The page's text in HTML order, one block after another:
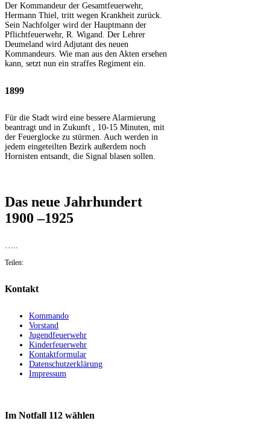
Der Kommandeur der Gesamtfeuerwehr,
Hermann Thiel, tritt wegen Krankheit zurück.
Sein Nachfolger wird der Hauptmann der
Pflichtfeuerwehr, R. Wigand. Der Lehrer
Deumeland wird Adjutant des neuen
Kommandeurs. Wie man aus den Akten ersehen
kann, setzt nun ein straffes Regiment ein.
1899
Für die Stadt wird eine bessere Alarmierung
beantragt und in Zukunft , 10-15 Minuten, mit
der Feuerglocke zu stürmen. Auch werden in
jedem eingeteilten Bezirk außerdem noch
Hornisten entsandt, die Signal blasen sollen.
Das neue Jahrhundert
1900 –1925
Teilen:
Kontakt
Kommando
Vorstand
Jugendfeuerwehr
Kinderfeuerwehr
Kontaktformular
Datenschutzerklärung
Impressum
Im Notfall 112 wählen